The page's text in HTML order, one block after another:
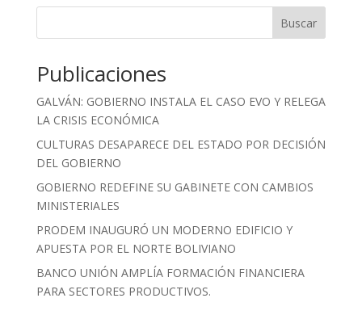
Buscar
Publicaciones
GALVÁN: GOBIERNO INSTALA EL CASO EVO Y RELEGA
LA CRISIS ECONÓMICA
CULTURAS DESAPARECE DEL ESTADO POR DECISIÓN
DEL GOBIERNO
GOBIERNO REDEFINE SU GABINETE CON CAMBIOS
MINISTERIALES
PRODEM INAUGURÓ UN MODERNO EDIFICIO Y
APUESTA POR EL NORTE BOLIVIANO
BANCO UNIÓN AMPLÍA FORMACIÓN FINANCIERA
PARA SECTORES PRODUCTIVOS.